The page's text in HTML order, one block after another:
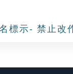
標示- 禁止改